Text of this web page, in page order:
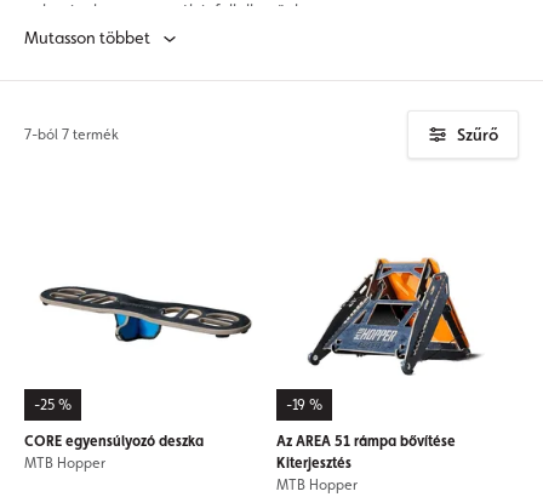
valamint kameratartók is fellelhetőek.
Mutasson többet
7-ból 7 termék Szűrő
-25 %
CORE egyensúlyozó deszka
MTB Hopper
-19 %
Az AREA 51 rámpa bővítése
Kiterjesztés
MTB Hopper